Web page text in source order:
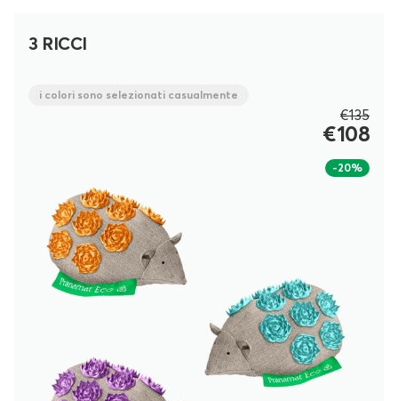
3 RICCI
i colori sono selezionati casualmente
€135
€108
-20%